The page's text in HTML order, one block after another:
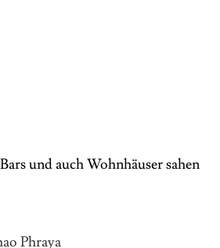
und auch Wohnhäuser sahen